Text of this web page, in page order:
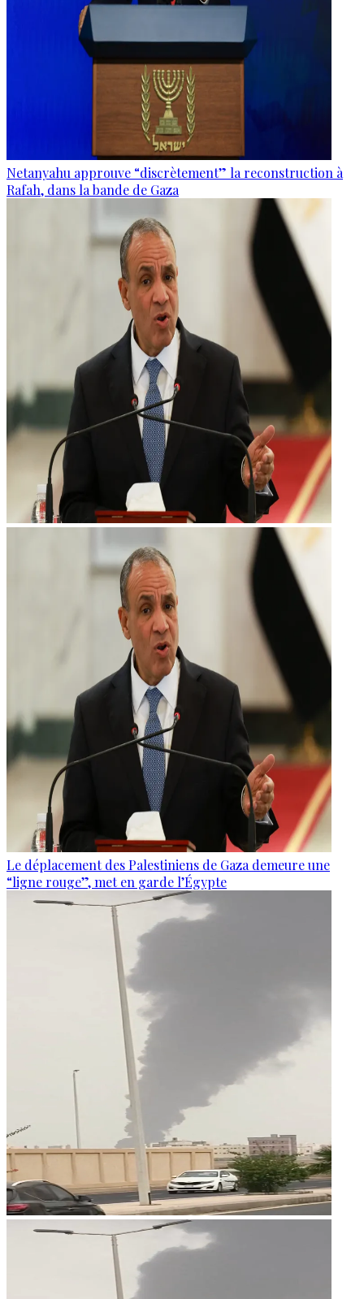
Netanyahu approuve “discrètement” la reconstruction à
Rafah, dans la bande de Gaza
Le déplacement des Palestiniens de Gaza demeure une
“ligne rouge”, met en garde l’Égypte